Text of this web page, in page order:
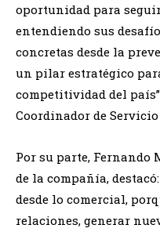
oportunidad para
entendiendo sus
concretas desde la
un pilar estratégico
competitividad del
Coordinador de Servicio
Por su parte,
de la compañía,
desde lo comercial,
relaciones, generar